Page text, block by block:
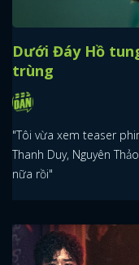
Dưới Đáy Hồ
trùng
"Tôi vừa xem teaser
Thanh Duy, Nguyên
nữa rồi"